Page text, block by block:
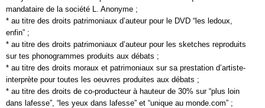
mandataire de la société L. Anonyme ;
* au titre des droits patrimoniaux d’auteur pour le DVD “les ledoux,
enfin” ;
* au titre des droits patrimoniaux d’auteur pour les sketches reproduits
sur tes phonogrammes produits aux débats ;
* au titre des droits moraux et patrimoniaux sur sa prestation d’artiste-
interprète pour toutes les oeuvres produites aux débats ;
* au titre des droits de co-producteur à hauteur de 30% sur “plus loin
dans lafesse”, “les yeux dans lafesse” et “unique au monde.com” ;